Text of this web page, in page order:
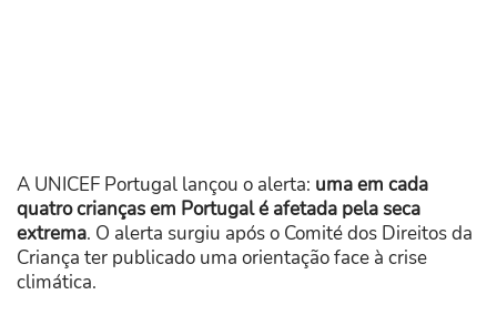
A UNICEF Portugal lançou o alerta: uma em cada
quatro crianças em Portugal é afetada pela seca
extrema. O alerta surgiu após o Comité dos Direitos da
Criança ter publicado uma orientação face à crise
climática.